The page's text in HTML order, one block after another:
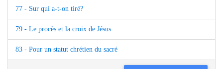
77 - Sur qui a-t-on tiré?
79 - Le procès et la croix de Jésus
83 - Pour un statut chrétien du sacré